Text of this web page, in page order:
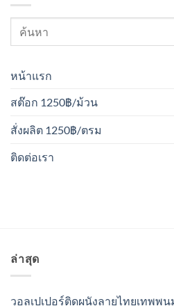
หน้าแรก
สต๊อก 1250฿/ม้วน
สั่งผลิต 1250฿/ตรม
ติดต่อเรา
ล่าสุด
วอลเปเปอร์ติดผนังลายไทยเทพพ